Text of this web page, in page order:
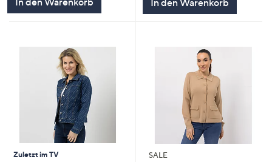
Zuletzt im TV
SALE